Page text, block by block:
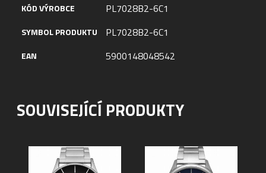
KÓD VÝROBCE PL7028B2-6C1
SYMBOL PRODUKTU PL7028B2-6C1
EAN 5900148048542
SOUVISEJÍCÍ PRODUKTY